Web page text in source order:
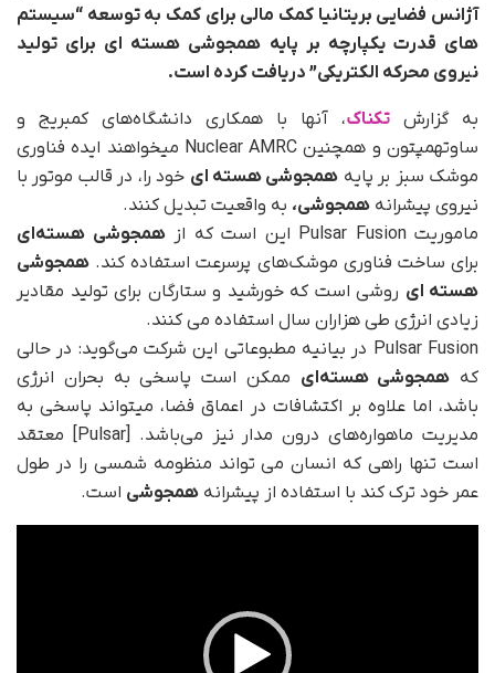
آژانس فضایی بریتانیا کمک مالی برای کمک به توسعه “سیستم
های قدرت یکپارچه بر پایه همجوشی هسته ای برای تولید
نیروی محرکه الکتریکی” دریافت کرده است.
به گزارش تکناک، آنها با همکاری دانشگاه‌های کمبریج و
ساوتهمپتون و همچنین Nuclear AMRC میخواهند ایده فناوری
موشک سبز بر پایه همجوشی هسته ای خود را، در قالب موتور با
نیروی پیشرانه همجوشی، به واقعیت تبدیل کنند.
ماموریت Pulsar Fusion این است که از
همجوشی هسته‌ای
برای ساخت فناوری موشک‌های پرسرعت استفاده کند. همجوشی
هسته ای روشی است که خورشید و ستارگان برای تولید مقادیر
زیادی انرژی طی هزاران سال استفاده می کنند.
Pulsar Fusion در بیانیه مطبوعاتی این شرکت می‌گوید: در حالی
که همجوشی هسته‌ای ممکن است پاسخی به بحران انرژی
باشد، اما علاوه بر اکتشافات در اعماق فضا، میتواند پاسخی به
مدیریت ماهواره‌های درون مدار نیز می‌باشد. [Pulsar] معتقد
است تنها راهی که انسان می تواند منظومه شمسی را در طول
عمر خود ترک کند با استفاده از پیشرانه همجوشی است.